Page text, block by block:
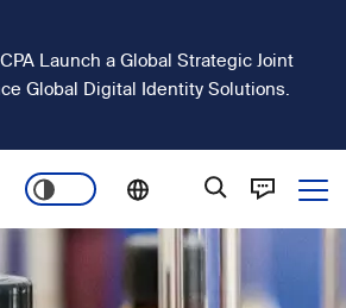
Launch a Global Strategic Joint
Global Digital Identity Solutions.